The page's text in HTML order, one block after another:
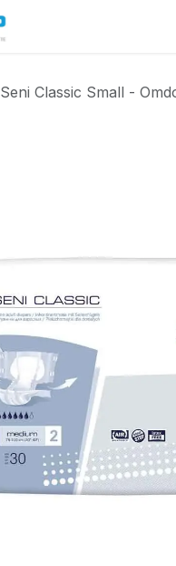
Seni Classic Small -